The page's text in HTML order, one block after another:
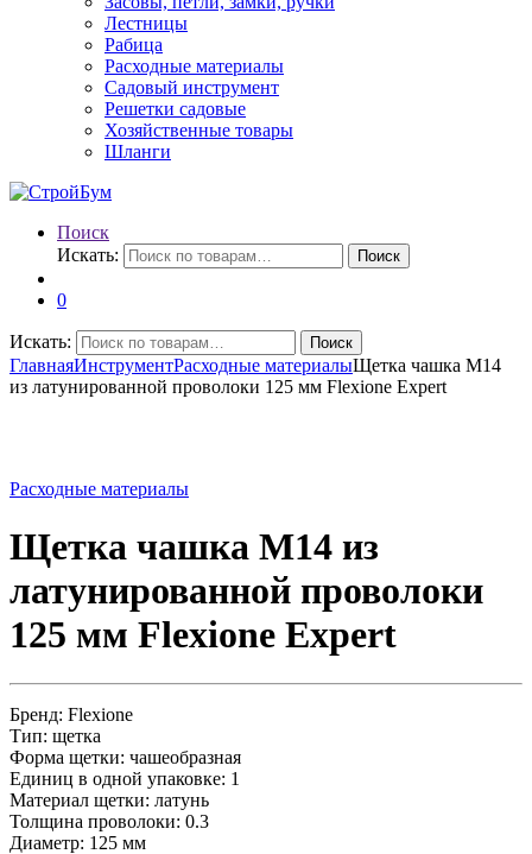
Лестницы
Рабица
Расходные материалы
Садовый инструмент
Решетки садовые
Хозяйственные товары
Шланги
Поиск
Искать:
Поиск
0
Искать: Поиск
ГлавнаяИнструментРасходные материалыЩетка чашка М14
из латунированной проволоки 125 мм Flexione Expert
Расходные материалы
Щетка чашка М14 из
латунированной проволоки
125 мм Flexione Expert
Бренд: Flexione
Тип: щетка
Форма щетки: чашеобразная
Единиц в одной упаковке: 1
Материал щетки: латунь
Толщина проволоки: 0.3
Диаметр: 125 мм